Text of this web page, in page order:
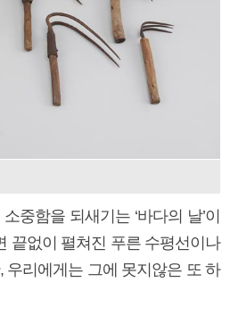
중함을 되새기는 ‘바다의 날’이
끝없이 펼쳐진 푸른 수평선이나
우리에게는 그에 못지않은 또 하